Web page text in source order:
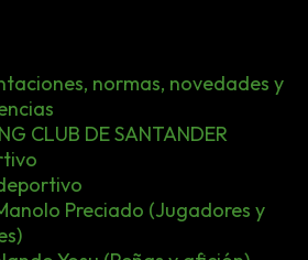
normas, novedades y
CLUB DE SANTANDER
Preciado (Jugadores y